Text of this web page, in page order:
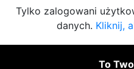
Tylko zalogowani
danych. Kliknij,
To